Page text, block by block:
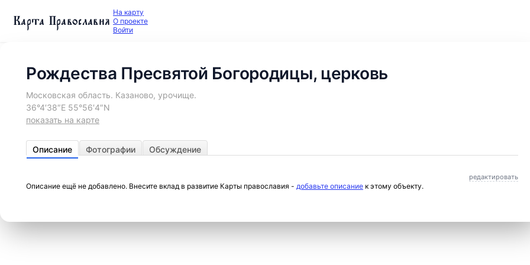
Карта Православия На карту
О проекте
Войти
Рождества Пресвятой Богородицы, церковь
Московская область. Казаново, урочище.
36°4′38″E 55°56′4″N
показать на карте
Описание Фотографии Обсуждение
редактировать
Описание ещё не добавлено. Внесите вклад в развитие Карты православия - добавьте описание к этому объекту.